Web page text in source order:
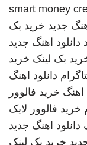
smart money
جدید خرید بک
دانلود اهنگ جدید
بک لینک خرید
دانلود اهنگ
اهنگ خرید فالوور
خرید فالوور لایک
دانلود اهنگ جدید
خرید بک لینک